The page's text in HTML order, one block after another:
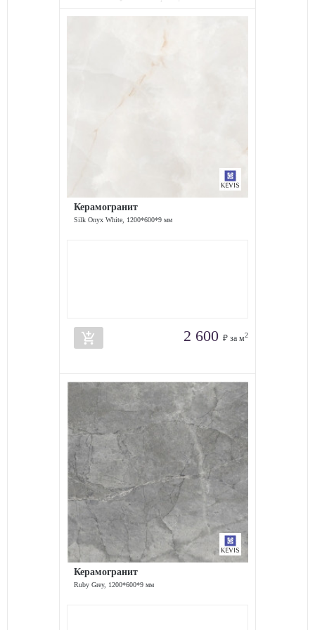
Керамогранит
Silk Onyx White, 1200*600*9 мм
add_shopping_cart 2 600 ₽ за м2
Керамогранит
Ruby Grey, 1200*600*9 мм